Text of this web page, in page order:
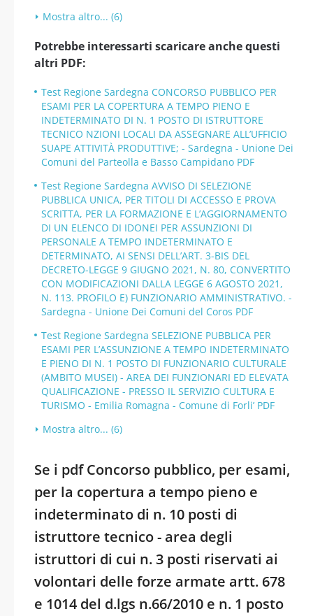
Mostra altro... (6)
Potrebbe interessarti scaricare anche questi
altri PDF:
Test Regione Sardegna CONCORSO PUBBLICO PER
ESAMI PER LA COPERTURA A TEMPO PIENO E
INDETERMINATO DI N. 1 POSTO DI ISTRUTTORE
TECNICO NZIONI LOCALI DA ASSEGNARE ALL’UFFICIO
SUAPE ATTIVITÀ PRODUTTIVE; - Sardegna - Unione Dei
Comuni del Parteolla e Basso Campidano PDF
Test Regione Sardegna AVVISO DI SELEZIONE
PUBBLICA UNICA, PER TITOLI DI ACCESSO E PROVA
SCRITTA, PER LA FORMAZIONE E L’AGGIORNAMENTO
DI UN ELENCO DI IDONEI PER ASSUNZIONI DI
PERSONALE A TEMPO INDETERMINATO E
DETERMINATO, AI SENSI DELL’ART. 3-BIS DEL
DECRETO-LEGGE 9 GIUGNO 2021, N. 80, CONVERTITO
CON MODIFICAZIONI DALLA LEGGE 6 AGOSTO 2021,
N. 113. PROFILO E) FUNZIONARIO AMMINISTRATIVO. -
Sardegna - Unione Dei Comuni del Coros PDF
Test Regione Sardegna SELEZIONE PUBBLICA PER
ESAMI PER L’ASSUNZIONE A TEMPO INDETERMINATO
E PIENO DI N. 1 POSTO DI FUNZIONARIO CULTURALE
(AMBITO MUSEI) - AREA DEI FUNZIONARI ED ELEVATA
QUALIFICAZIONE - PRESSO IL SERVIZIO CULTURA E
TURISMO - Emilia Romagna - Comune di Forli’ PDF
Mostra altro... (6)
Se i pdf Concorso pubblico, per esami,
per la copertura a tempo pieno e
indeterminato di n. 10 posti di
istruttore tecnico - area degli
istruttori di cui n. 3 posti riservati ai
volontari delle forze armate artt. 678
e 1014 del d.lgs n.66/2010 e n. 1 posto